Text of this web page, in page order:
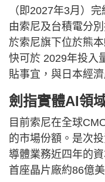
（即2027年3月）
由索尼及台積電分
於索尼旗下位於熊
快可於 2029年投入
貼事宜，與日本經
劍指實體AI領
目前索尼在全球
的市場份額。是次
導體業務近四年的
首座晶片廠約86億